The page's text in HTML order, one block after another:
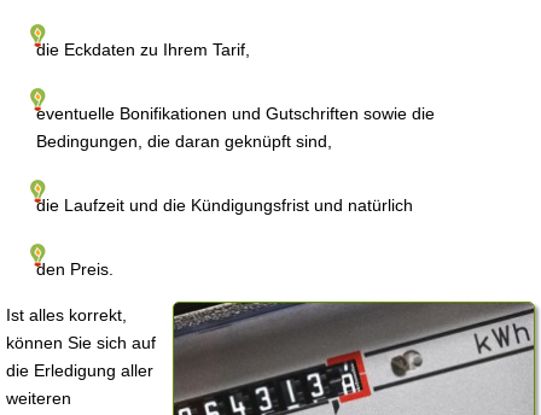
die Eckdaten zu Ihrem Tarif,
eventuelle Bonifikationen und Gutschriften sowie die
Bedingungen, die daran geknüpft sind,
die Laufzeit und die Kündigungsfrist und natürlich
den Preis.
Ist alles korrekt,
können Sie sich auf
die Erledigung aller
weiteren